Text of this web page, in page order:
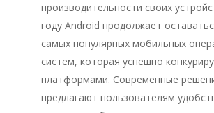
производительности своих
году Android продолжает
самых популярных мобильных
систем, которая успешно
платформами. Современные
предлагают пользователям